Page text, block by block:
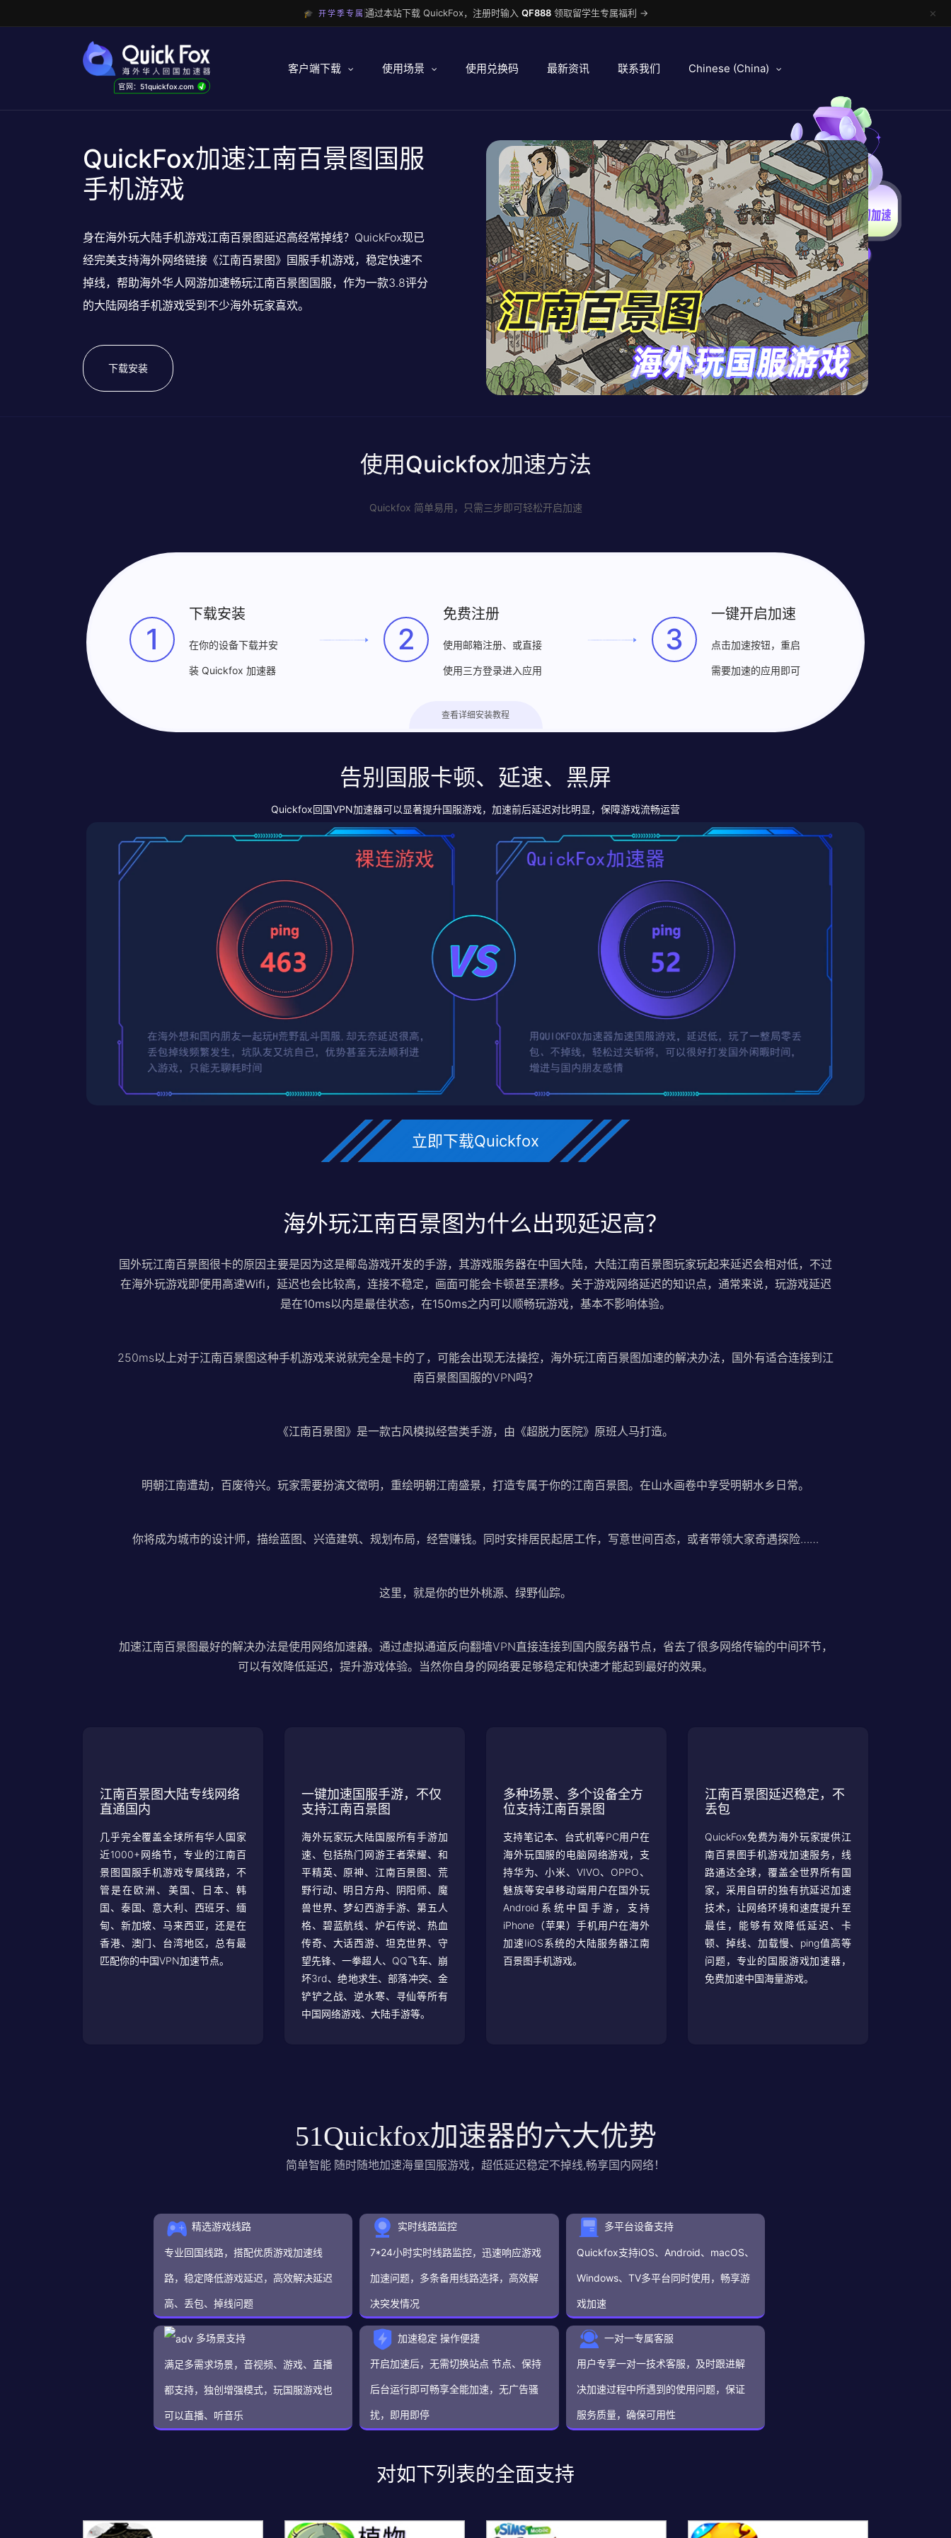
🎓 开学季专属 通过本站下载 QuickFox，注册时输入 QF888领取留学生专属福利 → ✕
官网：51quickfox.com √
客户端下载 使用场景 使用兑换码 最新资讯 联系我们 Chinese (China)
QuickFox加速江南百景图国服
手机游戏
身在海外玩大陆手机游戏江南百景图延迟高经常掉线？QuickFox现已
经完美支持海外网络链接《江南百景图》国服手机游戏，稳定快速不
掉线，帮助海外华人网游加速畅玩江南百景图国服，作为一款3.8评分
的大陆网络手机游戏受到不少海外玩家喜欢。
下载安装
使用Quickfox加速方法
Quickfox 简单易用，只需三步即可轻松开启加速
1
下载安装
在你的设备下载并安
装 Quickfox 加速器
2
免费注册
使用邮箱注册、或直接
使用三方登录进入应用
3
一键开启加速
点击加速按钮，重启
需要加速的应用即可
查看详细安装教程
告别国服卡顿、延速、黑屏
Quickfox回国VPN加速器可以显著提升国服游戏，加速前后延迟对比明显，保障游戏流畅运营
立即下载Quickfox
海外玩江南百景图为什么出现延迟高？
国外玩江南百景图很卡的原因主要是因为这是椰岛游戏开发的手游，其游戏服务器在中国大陆，大陆江南百景图玩家玩起来延迟会相对低，不过
在海外玩游戏即便用高速Wifi，延迟也会比较高，连接不稳定，画面可能会卡顿甚至漂移。关于游戏网络延迟的知识点，通常来说，玩游戏延迟
是在10ms以内是最佳状态，在150ms之内可以顺畅玩游戏，基本不影响体验。
250ms以上对于江南百景图这种手机游戏来说就完全是卡的了，可能会出现无法操控，海外玩江南百景图加速的解决办法，国外有适合连接到江
南百景图国服的VPN吗？
《江南百景图》是一款古风模拟经营类手游，由《超脱力医院》原班人马打造。
明朝江南遭劫，百废待兴。玩家需要扮演文徵明，重绘明朝江南盛景，打造专属于你的江南百景图。在山水画卷中享受明朝水乡日常。
你将成为城市的设计师，描绘蓝图、兴造建筑、规划布局，经营赚钱。同时安排居民起居工作，写意世间百态，或者带领大家奇遇探险……
这里，就是你的世外桃源、绿野仙踪。
加速江南百景图最好的解决办法是使用网络加速器。通过虚拟通道反向翻墙VPN直接连接到国内服务器节点，省去了很多网络传输的中间环节，
可以有效降低延迟，提升游戏体验。当然你自身的网络要足够稳定和快速才能起到最好的效果。
江南百景图大陆专线网络
直通国内
几乎完全覆盖全球所有华人国家
近1000+网络节，专业的江南百
景图国服手机游戏专属线路，不
管是在欧洲、美国、日本、韩
国、泰国、意大利、西班牙、缅
甸、新加坡、马来西亚，还是在
香港、澳门、台湾地区，总有最
匹配你的中国VPN加速节点。
一键加速国服手游，不仅
支持江南百景图
海外玩家玩大陆国服所有手游加
速、包括热门网游王者荣耀、和
平精英、原神、江南百景图、荒
野行动、明日方舟、阴阳师、魔
兽世界、梦幻西游手游、第五人
格、碧蓝航线、炉石传说、热血
传奇、大话西游、坦克世界、守
望先锋、一拳超人、QQ飞车、崩
坏3rd、绝地求生、部落冲突、金
铲铲之战、逆水寒、寻仙等所有
中国网络游戏、大陆手游等。
多种场景、多个设备全方
位支持江南百景图
支持笔记本、台式机等PC用户在
海外玩国服的电脑网络游戏，支
持华为、小米、VIVO、OPPO、
魅族等安卓移动端用户在国外玩
Android系统中国手游，支持
iPhone（苹果）手机用户在海外
加速IiOS系统的大陆服务器江南
百景图手机游戏。
江南百景图延迟稳定，不
丢包
QuickFox免费为海外玩家提供江
南百景图手机游戏加速服务，线
路通达全球，覆盖全世界所有国
家，采用自研的独有抗延迟加速
技术，让网络环境和速度提升至
最佳，能够有效降低延迟、卡
顿、掉线、加载慢、ping值高等
问题，专业的国服游戏加速器，
免费加速中国海量游戏。
51Quickfox加速器的六大优势
简单智能 随时随地加速海量国服游戏，超低延迟稳定不掉线,畅享国内网络！
精选游戏线路
专业回国线路，搭配优质游戏加速线
路，稳定降低游戏延迟，高效解决延迟
高、丢包、掉线问题
实时线路监控
7*24小时实时线路监控，迅速响应游戏
加速问题，多条备用线路选择，高效解
决突发情况
多平台设备支持
Quickfox支持iOS、Android、macOS、
Windows、TV多平台同时使用，畅享游
戏加速
多场景支持
满足多需求场景，音视频、游戏、直播
都支持，独创增强模式，玩国服游戏也
可以直播、听音乐
加速稳定 操作便捷
开启加速后，无需切换站点 节点、保持
后台运行即可畅享全能加速，无广告骚
扰，即用即停
一对一专属客服
用户专享一对一技术客服，及时跟进解
决加速过程中所遇到的使用问题，保证
服务质量，确保可用性
对如下列表的全面支持